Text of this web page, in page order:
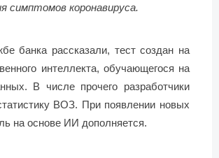
симптомов коронавируса.
банка рассказали, тест создан на
интеллекта, обучающегося на
В числе прочего разработчики
ВОЗ. При появлении новых
на основе ИИ дополняется.